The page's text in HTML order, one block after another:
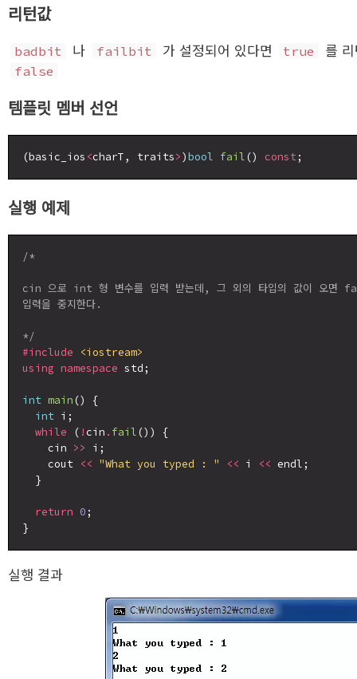
리턴값
badbit 나 failbit 가 설정되어 있다면 true 를
false
템플릿 멤버 선언
(basic_ios <charT, traits>)bool fail () const
실행 예제
/*
cin 으로 int 형 변수를 입력 받는데, 그 외의 타입의 값이 오면
입력을 중지한다.
*/
#include
<iostream>
using namespace std;
int main () {
int i;
while ( !cin . fail ()) {
    cin
>>
i;
    cout
<< "What you typed : " << i << endl;
  }
return 0 ;
실행 결과